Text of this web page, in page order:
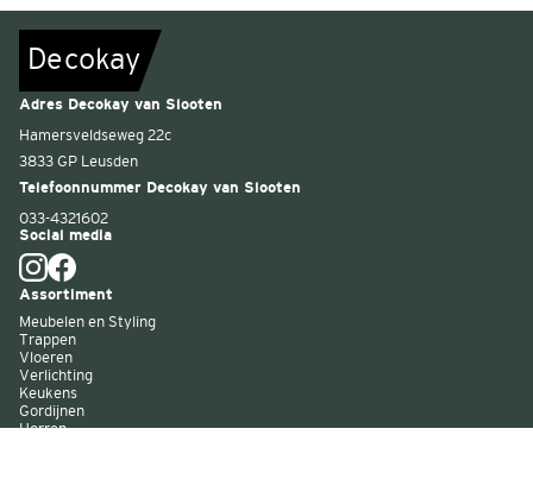
Decokay
Adres Decokay van Slooten
Hamersveldseweg 22c
3833 GP Leusden
Telefoonnummer Decokay van Slooten
033-4321602
Social media
Assortiment
Meubelen en Styling
Trappen
Vloeren
Verlichting
Keukens
Gordijnen
Horren